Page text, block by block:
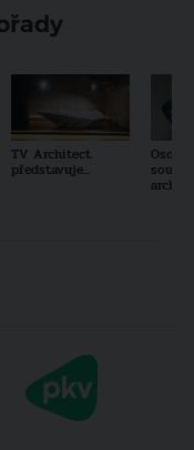
TV Architect
představuje...